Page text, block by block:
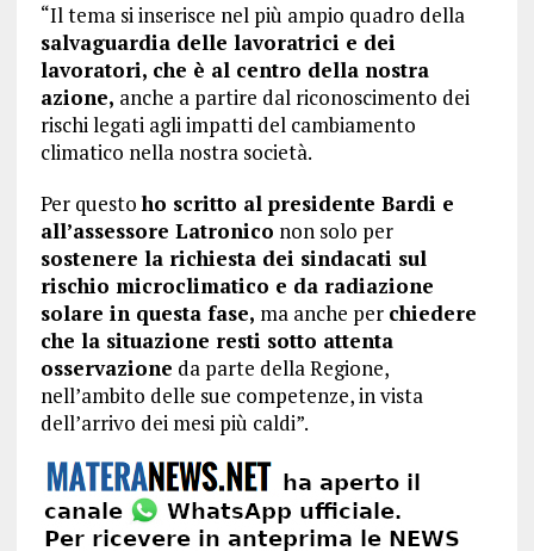
“Il tema si inserisce nel più ampio quadro della
salvaguardia delle lavoratrici e dei
lavoratori, che è al centro della nostra
azione, anche a partire dal riconoscimento dei
rischi legati agli impatti del cambiamento
climatico nella nostra società.
Per questoho scritto al presidente Bardi e
all’assessore Latronico non solo per
sostenere la richiesta dei sindacati sul
rischio microclimatico e da radiazione
solare in questa fase, ma anche per chiedere
che la situazione resti sotto attenta
osservazione da parte della Regione,
nell’ambito delle sue competenze, in vista
dell’arrivo dei mesi più caldi”.